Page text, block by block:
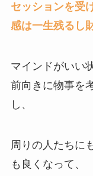
セッションを受
感は一生残るし
マインドがいい
前向きに物事を
し、
周りの人たちに
も良くなって、